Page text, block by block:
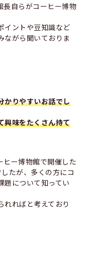
長自らがコーヒー博物
イントや豆知識など
ながら聞いておりま
かりやすいお話でし
興味をたくさん持て
ヒー博物館で開催した
たが、多くの方にコ
題について知ってい
れればと考えており